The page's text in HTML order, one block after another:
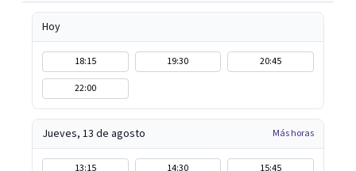
Hoy
18:15 19:30
20:45
22:00
Jueves, 13 de agosto Más horas
13:15 14:30
15:45